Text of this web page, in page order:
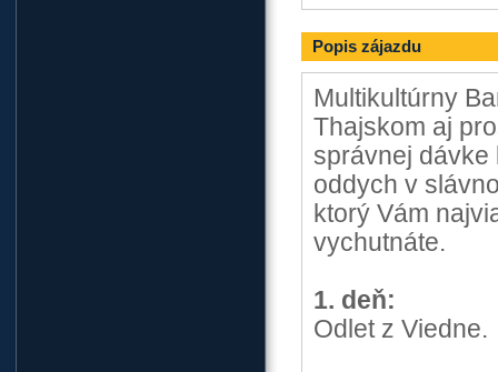
Popis zájazdu
Multikultúrny
Thajskom aj
správnej
oddych v
ktorý Vám
vychutnáte.
1. deň:
Odlet z Viedne.